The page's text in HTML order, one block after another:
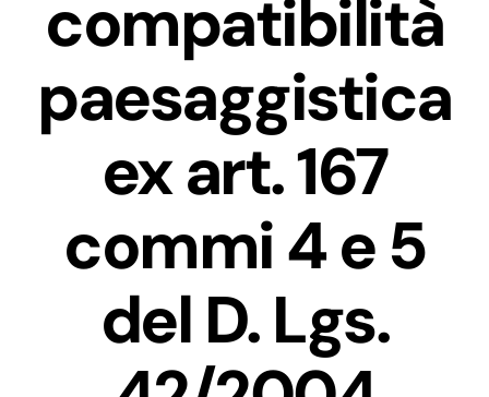
compatibilità
paesaggistica
ex art. 167
commi 4 e 5
del D. Lgs.